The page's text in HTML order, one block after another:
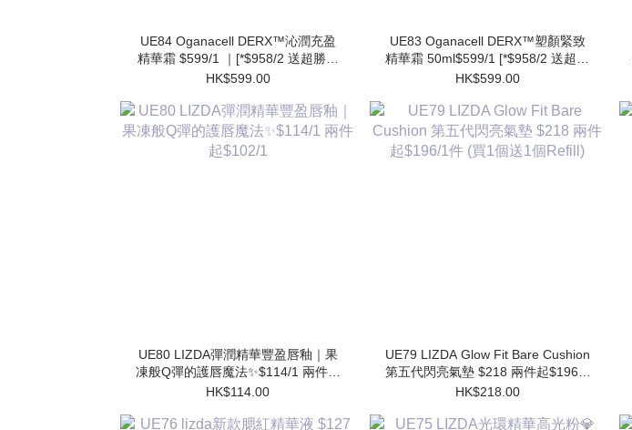
UE84 Oganacell DERX™沁潤充盈
精華霜 $599/1 ｜[*$958/2 送超勝肽
爽膚水15ml*4 ][*$1437/3送 超勝肽
任選6件送 超勝肽爽膚水15ml*8+超
勝肽安瓶10ml*8】
HK$599.00
UE83 Oganacell DERX™塑顏緊致
精華霜 50ml$599/1 [*$958/2 送超勝
肽爽膚水15ml*4 ][*$1437/3送 超勝
列任選6件送 超勝肽爽膚水
15ml*8+超勝肽安瓶10ml*8】
HK$599.00
UE80 LIZDA彈潤精華豐盈唇釉｜果
凍般Q彈的護唇魔法✨$114/1 兩件起
$102/1
HK$114.00
UE79 LIZDA Glow Fit Bare Cushion
第五代閃亮氣墊 $218 兩件起$196/1
件 (買1個送1個Refill)
HK$218.00